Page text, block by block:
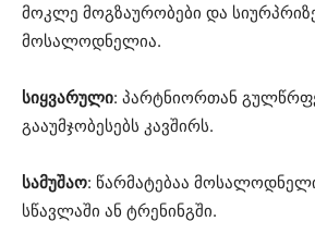
მოკლე მოგზაურობები და
მოსალოდნელია.
სიყვარული: პარტნიორთან
გააუმჯობესებს კავშირს.
სამუშაო: წარმატებაა
სწავლაში ან ტრენინგში.